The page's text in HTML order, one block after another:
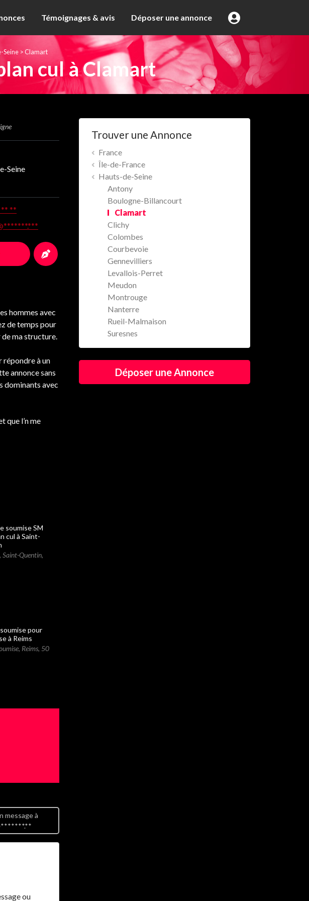
Témoignages & avis Déposer une annonce
Seine >Clamart
cul à Clamart
Seine
**
hommes avec
de temps pour
de ma structure.
répondre à un
annonce sans
dominants avec
que l’n me
soumise SM
cul à Saint-
Saint-Quentin,
pour
à Reims
, Reims, 50
message à
ou
Trouver une Annonce
France
Île-de-France
Hauts-de-Seine
Antony
Boulogne-Billancourt
Clamart
Clichy
Colombes
Courbevoie
Gennevilliers
Levallois-Perret
Meudon
Montrouge
Nanterre
Rueil-Malmaison
Suresnes
Déposer une Annonce